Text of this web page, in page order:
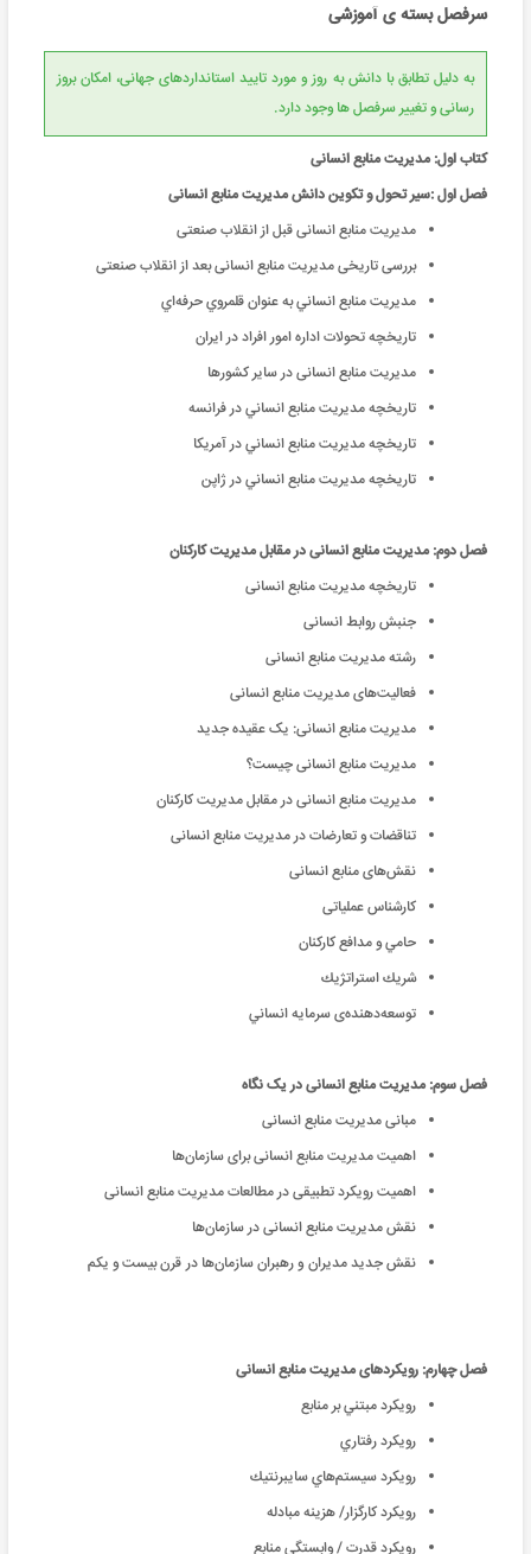
سرفصل بسته ی آموزشی
به دلیل تطابق با دانش به روز و مورد تایید استانداردهای جهانی، امکان بروز
رسانی و تغییر سرفصل ها وجود دارد.
کتاب اول: مدیریت منابع انسانی
فصل اول :سیر تحول و تکوین دانش مدیریت ‌منابع‌ انسانی
مدیریت ‌منابع‌ انسانی قبل از انقلاب صنعتی
بررسی تاریخی مدیریت ‌منابع‌ انسانی بعد از انقلاب صنعتی
مديريت منابع انساني به عنوان قلمروي حرفه‌‌اي
تاريخچه تحولات اداره امور افراد در ايران
مدیریت ‌منابع‌ انسانی در سایر کشورها
تاريخچه مديريت منابع انساني در فرانسه
تاريخچه مديريت منابع انساني در آمريكا
تاريخچه مديريت منابع انساني در ژاپن
فصل دوم: مدیریت ‌منابع‌ انسانی در مقابل مدیریت کارکنان
تاریخچه مدیریت ‌منابع‌ انسانی
جنبش روابط انسانی
رشته مدیریت ‌منابع‌ انسانی
فعالیت‌های مدیریت ‌منابع‌ انسانی
مدیریت ‌منابع‌ انسانی: یک عقیده جدید
مدیریت ‌منابع‌ انسانی چیست؟
مدیریت ‌منابع‌ انسانی در مقابل مدیریت کارکنان
تناقضات و تعارضات در مدیریت ‌منابع‌ انسانی
نقش‌‌های منابع انسانی
کارشناس عملیاتی
حامي و مدافع كاركنان
شريك استراتژيك
توسعه‌دهنده‌ی سرمايه انساني
فصل سوم: مدیریت ‌منابع‌ انسانی در یک نگاه
مبانی مدیریت ‌منابع‌ انسانی
اهمیت مدیریت ‌منابع‌ انسانی برای سازمان‌ها
اهمیت رویکرد تطبیقی در مطالعات مدیریت ‌منابع‌ انسانی
نقش مدیریت ‌منابع‌ انسانی در سازمان‌ها
نقش جدید مدیران و رهبران سازمان‌ها در قرن بیست و یکم
فصل چهارم: رویکردهای مدیریت ‌منابع‌ انسانی
رويكرد مبتني بر منابع
رويكرد رفتاري
رويكرد سيستم‌‌هاي سايبرنتيك
رويكرد كارگزار/ هزينه مبادله
رويكرد قدرت / وابستگي منابع